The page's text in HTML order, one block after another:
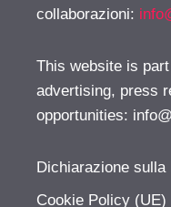
collaborazioni:
This website is
advertising, press
opportunities:
Dichiarazione
Cookie Policy (UE)